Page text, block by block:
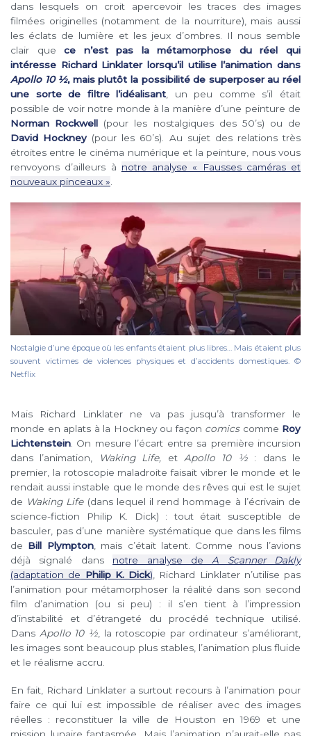
dans lesquels on croit apercevoir les traces des images
filmées originelles (notamment de la nourriture), mais aussi
les éclats de lumière et les jeux d’ombres. Il nous semble
clair quece n’est pas la métamorphose du réel qui
intéresse Richard Linklater lorsqu’il utilise l’animation dans
Apollo 10 ½, mais plutôt la possibilité de superposer au réel
une sorte de filtre l’idéalisant , un peu comme s’il était
possible de voir notre monde à la manière d’une peinture de
Norman Rockwell (pour les nostalgiques des 50’s) ou de
David Hockney(pour les 60’s). Au sujet des relations très
étroites entre le cinéma numérique et la peinture, nous vous
renvoyons d’ailleurs à notre analyse « Fausses caméras et
nouveaux pinceaux »
Nostalgie d’une époque où les enfants étaient plus libres… Mais étaient plus
souvent victimes de violences physiques et d’accidents domestiques. ©
Netflix
Mais Richard Linklater ne va pas jusqu’à transformer le
monde en aplats à la Hockney ou façon comics comme Roy
Lichtenstein . On mesure l’écart entre sa première incursion
dans l’animation,
Waking Life, et Apollo 10 ½: dans le
premier, la rotoscopie maladroite faisait vibrer le monde et le
rendait aussi instable que le monde des rêves qui est le sujet
de Waking Life (dans lequel il rend hommage à l’écrivain de
science-fiction Philip K. Dick) : tout était susceptible de
basculer, pas d’une manière systématique que dans les films
de Bill Plympton, mais c’était latent. Comme nous l’avions
déjà signalé dans notre analyse de A Scanner Dakly
(adaptation de Philip K. Dick) , Richard Linklater n’utilise pas
l’animation pour métamorphoser la réalité dans son second
film d’animation (ou si peu) : il s’en tient à l’impression
d’instabilité et d’étrangeté du procédé technique utilisé.
Dans Apollo 10 ½, la rotoscopie par ordinateur s’améliorant,
les images sont beaucoup plus stables, l’animation plus fluide
et le réalisme accru.
En fait, Richard Linklater a surtout recours à l’animation pour
faire ce qui lui est impossible de réaliser avec des images
réelles : reconstituer la ville de Houston en 1969 et une